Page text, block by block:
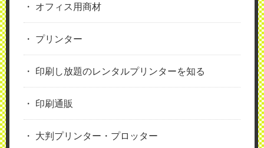
オフィス用商材
プリンター
印刷し放題のレンタルプリンターを知る
印刷通販
大判プリンター・プロッター